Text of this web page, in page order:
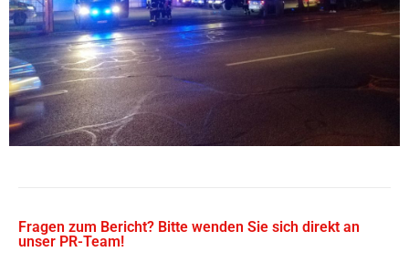
Fragen zum Bericht? Bitte wenden Sie sich direkt an
unser PR-Team!